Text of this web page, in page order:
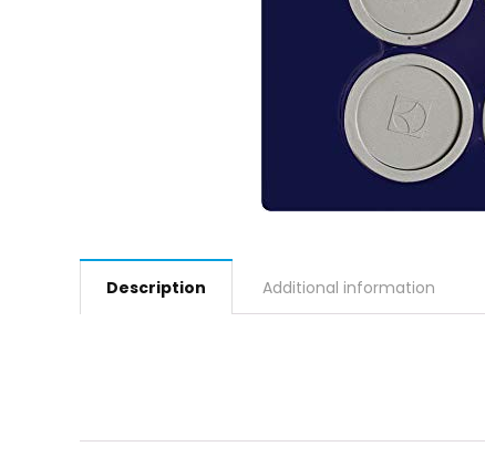
Description Additional information